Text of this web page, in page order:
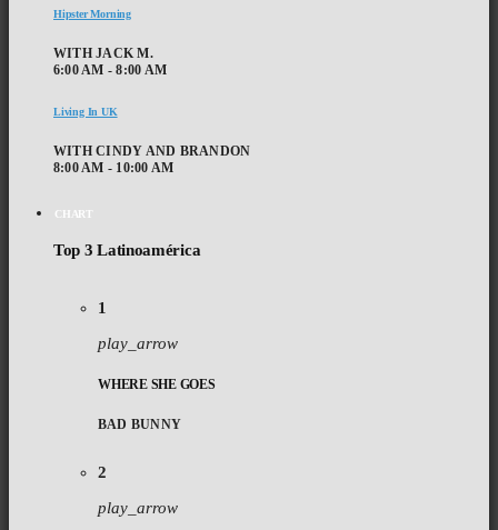
Hipster Morning
WITH JACK M.
6:00 AM - 8:00 AM
Living In UK
WITH CINDY AND BRANDON
8:00 AM - 10:00 AM
CHART
Top 3 Latinoamérica
1
play_arrow
WHERE SHE GOES
BAD BUNNY
2
play_arrow